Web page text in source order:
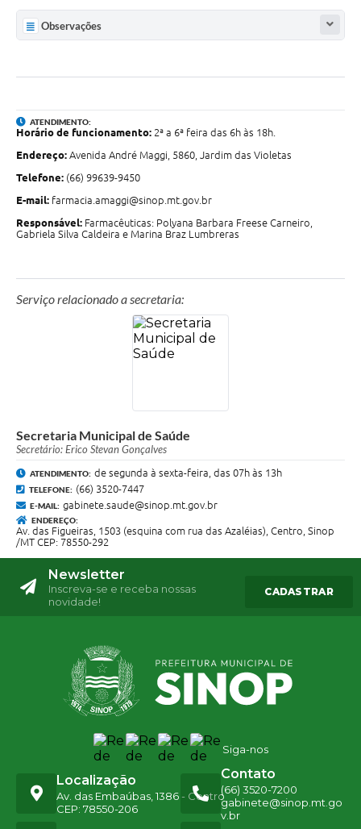
Observações
ATENDIMENTO:
Horário de funcionamento: 2ª a 6ª feira das 6h às 18h.
Endereço: Avenida André Maggi, 5860, Jardim das Violetas
Telefone: (66) 99639-9450
E-mail: farmacia.amaggi@sinop.mt.gov.br
Responsável: Farmacêuticas: Polyana Barbara Freese Carneiro,
Gabriela Silva Caldeira e Marina Braz Lumbreras
Serviço relacionado a secretaria:
Secretaria Municipal de Saúde
Secretário: Erico Stevan Gonçalves
ATENDIMENTO: de segunda à sexta-feira, das 07h às 13h
TELEFONE: (66) 3520-7447
E-MAIL: gabinete.saude@sinop.mt.gov.br
ENDEREÇO:
Av. das Figueiras, 1503 (esquina com rua das Azaléias), Centro, Sinop
/MT CEP: 78550-292
Newsletter
Inscreva-se e receba nossas
novidade!
CADASTRAR
Siga-nos
Localização
Av. das Embaúbas, 1386 - Centro
CEP: 78550-206
Contato
(66) 3520-7200
gabinete@sinop.mt.go
v.br